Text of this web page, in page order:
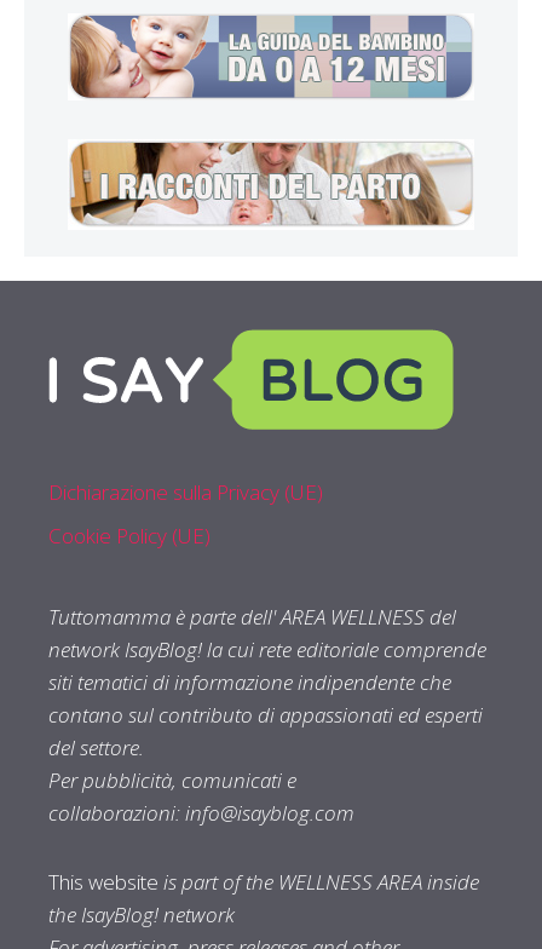
Dichiarazione sulla Privacy (UE)
Cookie Policy (UE)
Tuttomamma è parte dell' AREA WELLNESS del
network IsayBlog! la cui rete editoriale comprende
siti tematici di informazione indipendente che
contano sul contributo di appassionati ed esperti
del settore.
Per pubblicità, comunicati e
collaborazioni:info@isayblog.com
This website is part of the WELLNESS AREA inside
the IsayBlog! network